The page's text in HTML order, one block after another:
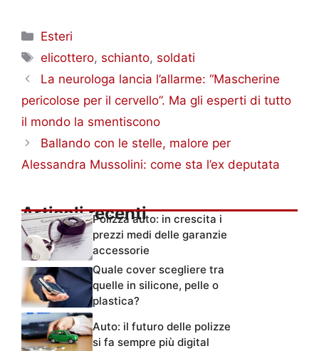
Categorie
Esteri
Tag
elicottero, schianto, soldati
La neurologa lancia l’allarme: “Mascherine
pericolose per il cervello”. Ma gli esperti di tutto
il mondo la smentiscono
Ballando con le stelle, malore per
Alessandra Mussolini: come sta l’ex deputata
Articoli recentiPolizza auto: in crescita i
prezzi medi delle garanzie
accessorie
Quale cover scegliere tra
quelle in silicone, pelle o
plastica?
Auto: il futuro delle polizze
si fa sempre più digital